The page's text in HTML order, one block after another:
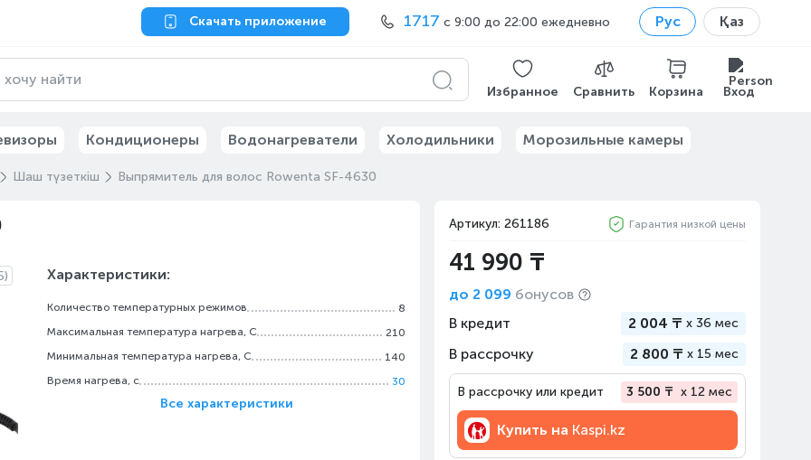
Скачать приложение 1717 с 9:00 до 22:00 ежедневно Рус Қаз
Избранное Сравнить Корзина Вход
Кондиционеры Водонагреватели Холодильники Морозильные камеры
Шаш түзеткіш Выпрямитель для волос Rowenta SF-4630
Характеристики:
Количество температурных режимов
8
Максимальная температура нагрева, С
210
Минимальная температура нагрева, С
140
Время нагрева, с
30
Все характеристики
Артикул: 261186 Гарантия низкой цены
41 990 ₸
до 2 099 бонусов
В кредит
2 004 ₸ x 36 мес
В рассрочку 2 800 ₸ x 15 мес
В рассрочку или кредит 3 500 ₸ x 12 мес
Купить на Kaspi.kz